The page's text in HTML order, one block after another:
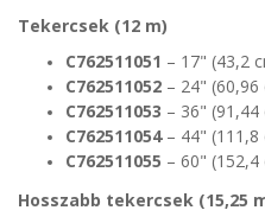
Tekercsek (12 m)
C762511051 – 17" (43,2
C762511052 – 24"
C762511053 – 36"
C762511054 – 44"
C762511055 – 60"
Hosszabb tekercsek (15,25